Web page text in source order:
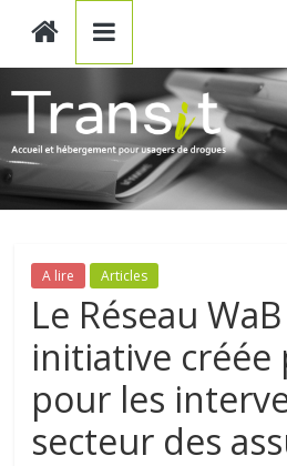
content
Transit
ASBL
Accueil
et
hébergement
pour
de
drogues
A lire Articles
Le Réseau
initiative créée
pour les
secteur des